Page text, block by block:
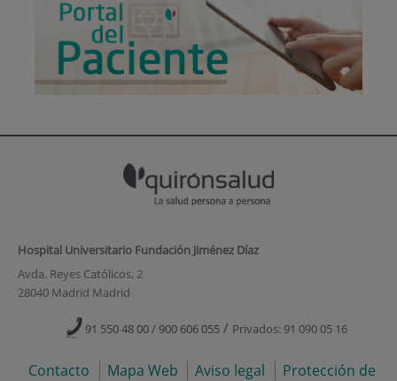
Hospital Universitario Fundación Jiménez Díaz
Avda. Reyes Católicos, 2
28040 Madrid Madrid
91 550 48 00 / 900 606 055 / Privados: 91 090 05 16
Contacto Mapa Web Aviso legal
Protección de